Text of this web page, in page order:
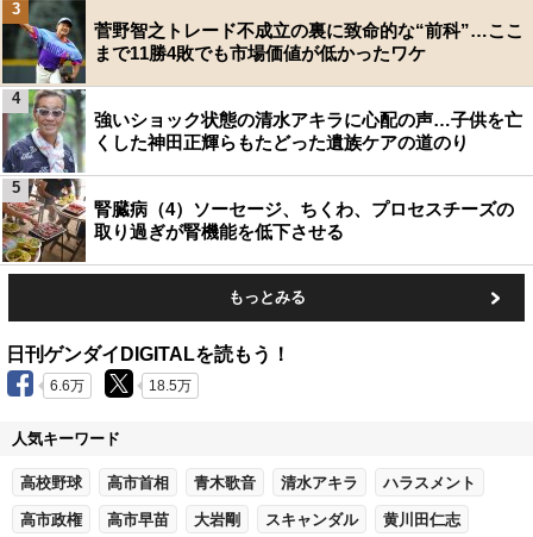
菅野智之トレード不成立の裏に致命的な“前科”…ここ
まで11勝4敗でも市場価値が低かったワケ
3
強いショック状態の清水アキラに心配の声…子供を亡
くした神田正輝らもたどった遺族ケアの道のり
4
腎臓病（4）ソーセージ、ちくわ、プロセスチーズの
取り過ぎが腎機能を低下させる
5
もっとみる
日刊ゲンダイDIGITALを読もう！
6.6万 18.5万
人気キーワード
高校野球 高市首相 青木歌音 清水アキラ ハラスメント
高市政権 高市早苗 大岩剛 スキャンダル 黄川田仁志